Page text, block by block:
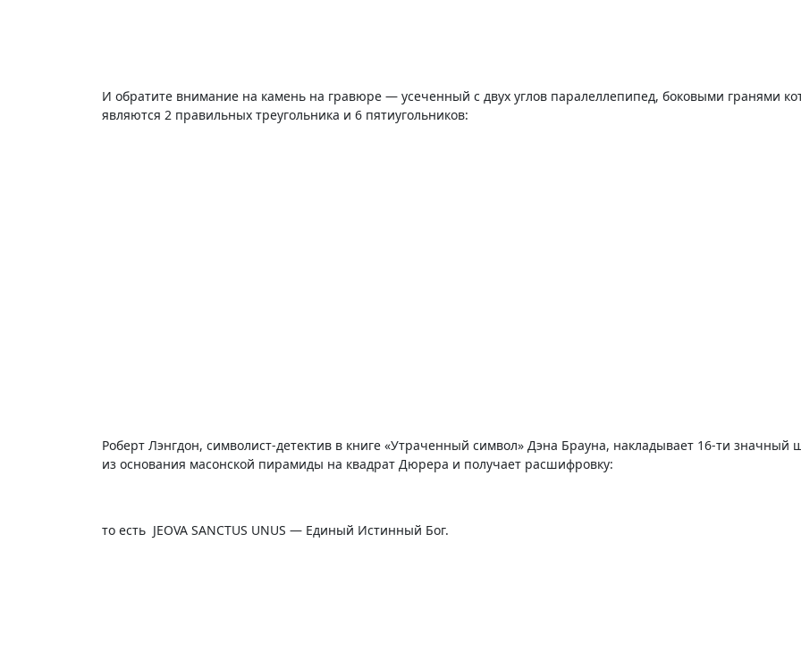
И обратите внимание на камень на гравюре — усеченный с двух углов паралеллепипед, боковыми гранями
являются 2 правильных треугольника и 6 пятиугольников:
Роберт Лэнгдон, символист-детектив в книге «Утраченный символ» Дэна Брауна, накладывает 16-ти значный
из основания масонской пирамиды на квадрат Дюрера и получает расшифровку:
то есть JEOVA SANCTUS UNUS — Единый Истинный Бог.